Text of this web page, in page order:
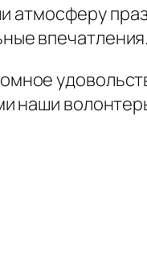
атмосферу
впечатления.
наши